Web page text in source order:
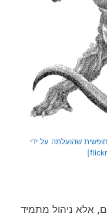
שהועלתה על ידי
אלא ניהול מתמיד